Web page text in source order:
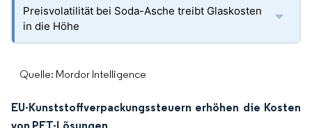
Preisvolatilität bei Soda-Asche treibt Glaskosten
in die Höhe
Quelle: Mordor Intelligence
EU-Kunststoffverpackungssteuern erhöhen die Kosten
von PET-Lösungen